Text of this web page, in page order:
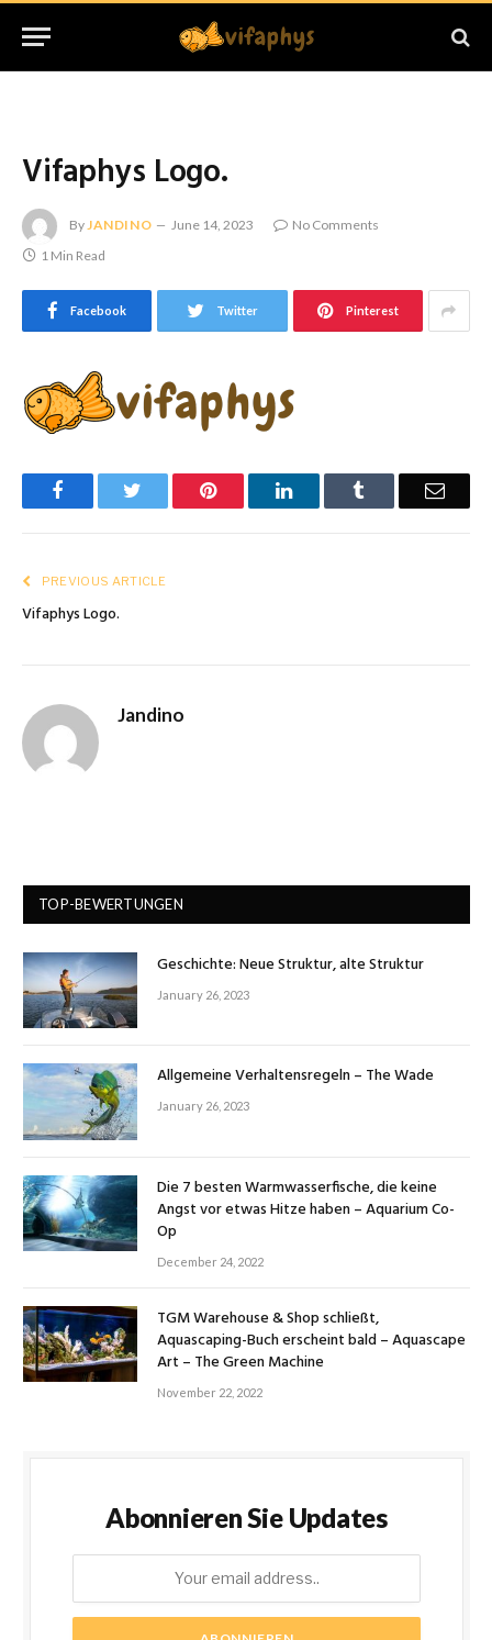
Vifaphys Logo.
ByJANDINO June 14, 2023
No Comments
1 Min Read
Facebook Twitter Pinterest
Facebook Pinterest LinkedIn Email
PREVIOUS ARTICLE
Vifaphys Logo.
Jandino
TOP-BEWERTUNGEN
Geschichte: Neue Struktur, alte Struktur
January 26, 2023
Allgemeine Verhaltensregeln – The Wade
January 26, 2023
Die 7 besten Warmwasserfische, die keine
Angst vor etwas Hitze haben – Aquarium Co-
Op
December 24, 2022
TGM Warehouse & Shop schließt,
Aquascaping-Buch erscheint bald – Aquascape
Art – The Green Machine
November 22, 2022
Abonnieren Sie Updates